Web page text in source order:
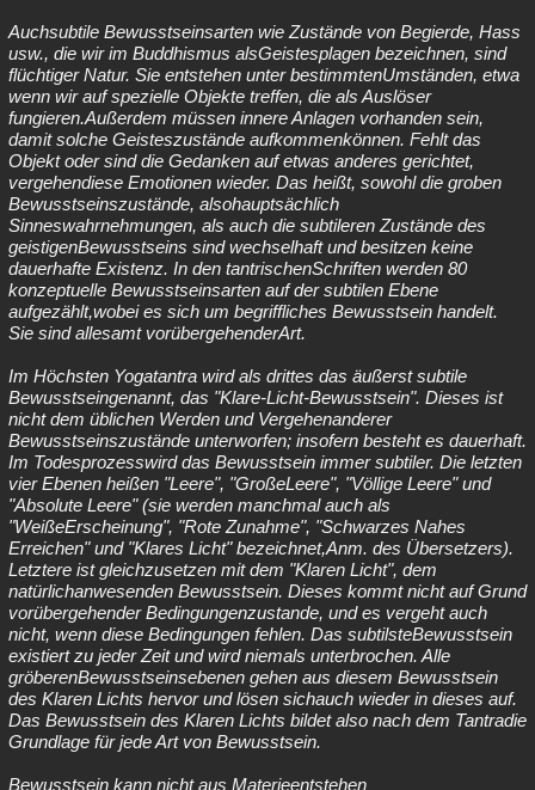
Auchsubtile Bewusstseinsarten wie Zustände von Begierde, Hass
usw., die wir im Buddhismus alsGeistesplagen bezeichnen, sind
flüchtiger Natur. Sie entstehen unter bestimmtenUmständen, etwa
wenn wir auf spezielle Objekte treffen, die als Auslöser
fungieren.Außerdem müssen innere Anlagen vorhanden sein,
damit solche Geisteszustände aufkommenkönnen. Fehlt das
Objekt oder sind die Gedanken auf etwas anderes gerichtet,
vergehendiese Emotionen wieder. Das heißt, sowohl die groben
Bewusstseinszustände, alsohauptsächlich
Sinneswahrnehmungen, als auch die subtileren Zustände des
geistigenBewusstseins sind wechselhaft und besitzen keine
dauerhafte Existenz. In den tantrischenSchriften werden 80
konzeptuelle Bewusstseinsarten auf der subtilen Ebene
aufgezählt,wobei es sich um begriffliches Bewusstsein handelt.
Sie sind allesamt vorübergehenderArt.
Im Höchsten Yogatantra wird als drittes das äußerst subtile
Bewusstseingenannt, das "Klare-Licht-Bewusstsein". Dieses ist
nicht dem üblichen Werden und Vergehenanderer
Bewusstseinszustände unterworfen; insofern besteht es dauerhaft.
Im Todesprozesswird das Bewusstsein immer subtiler. Die letzten
vier Ebenen heißen "Leere", "GroßeLeere", "Völlige Leere" und
"Absolute Leere" (sie werden manchmal auch als
"WeißeErscheinung", "Rote Zunahme", "Schwarzes Nahes
Erreichen" und "Klares Licht" bezeichnet,Anm. des Übersetzers).
Letztere ist gleichzusetzen mit dem "Klaren Licht", dem
natürlichanwesenden Bewusstsein. Dieses kommt nicht auf Grund
vorübergehender Bedingungenzustande, und es vergeht auch
nicht, wenn diese Bedingungen fehlen. Das subtilsteBewusstsein
existiert zu jeder Zeit und wird niemals unterbrochen. Alle
gröberenBewusstseinsebenen gehen aus diesem Bewusstsein
des Klaren Lichts hervor und lösen sichauch wieder in dieses auf.
Das Bewusstsein des Klaren Lichts bildet also nach dem Tantradie
Grundlage für jede Art von Bewusstsein.
Bewusstsein kann nicht aus Materieentstehen